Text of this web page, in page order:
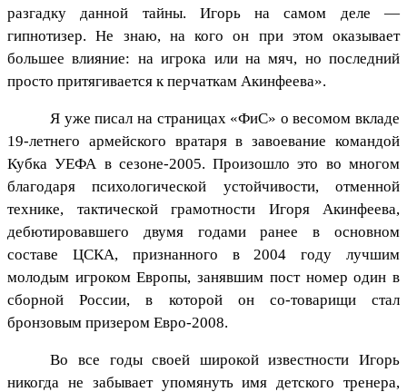
разгадку данной тайны. Игорь на самом деле —
гипнотизер. Не знаю, на кого он при этом оказывает
большее влияние: на игрока или на мяч, но последний
просто притягивается к перчаткам Акинфеева».
Я уже писал на страницах «ФиС» о весомом вкладе
19-летнего армейского вратаря в завоевание командой
Кубка УЕФА в сезоне-2005. Произошло это во многом
благодаря психологической устойчивости, отменной
технике, тактической грамотности Игоря Акинфеева,
дебютировавшего двумя годами ранее в основном
составе ЦСКА, признанного в 2004 году лучшим
молодым игроком Европы, занявшим пост номер один в
сборной России, в которой он со-товарищи стал
бронзовым призером Евро-2008.
Во все годы своей широкой известности Игорь
никогда не забывает упомянуть имя детского тренера,